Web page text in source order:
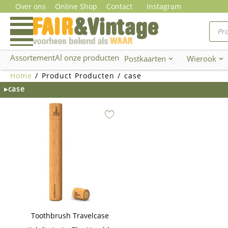
naar
inhoud
Over ons Online Shop Contact Instagram
AssortementAl onze producten Postkaarten Open Postkaarten
Wierook
Home / Product Producten / case
▸case
Toothbrush Travelcase